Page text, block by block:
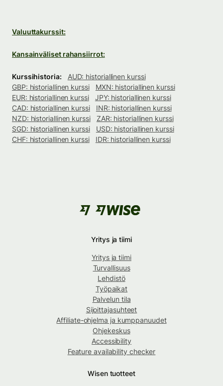
Valuuttakurssit:
Kansainväliset rahansiirrot:
Kurssihistoria:
AUD: historiallinen kurssi
GBP: historiallinen kurssi
MXN: historiallinen kurssi
EUR: historiallinen kurssi
JPY: historiallinen kurssi
CAD: historiallinen kurssi
INR: historiallinen kurssi
NZD: historiallinen kurssi
ZAR: historiallinen kurssi
SGD: historiallinen kurssi
USD: historiallinen kurssi
CHF: historiallinen kurssi
IDR: historiallinen kurssi
Yritys ja tiimi
Yritys ja tiimi
Turvallisuus
Lehdistö
Työpaikat
Palvelun tila
Sijoittajasuhteet
Affiliate-ohjelma ja kumppanuudet
Ohjekeskus
Accessibility
Feature availability checker
Wisen tuotteet